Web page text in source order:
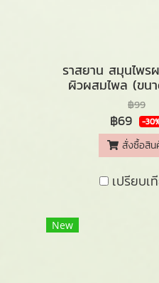
ราสยาน สมุนไพ
ผิวผสมไพล (ขน
฿99
฿69 -
สั่งซื้อสิน
เปรียบเ
New